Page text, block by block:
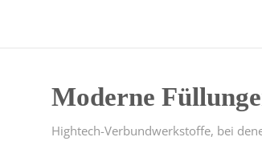
Moderne
Hightech-Verbundwerkstoffe, bei